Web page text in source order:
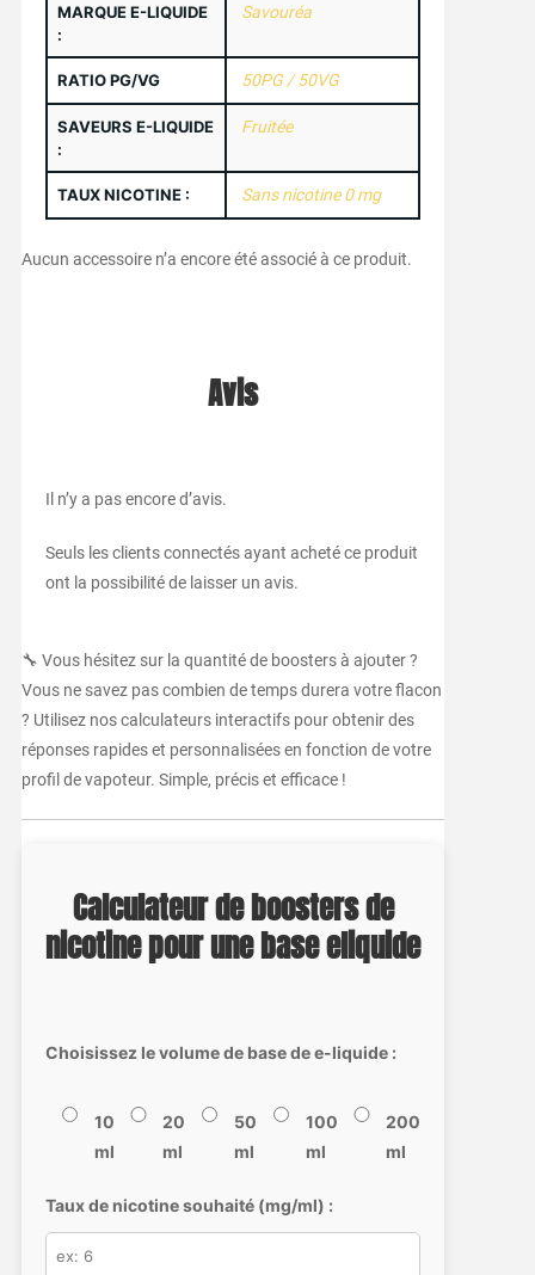
MARQUE E-LIQUIDE
:
Savouréa
RATIO PG/VG 50PG / 50VG
SAVEURS E-LIQUIDE
:
Fruitée
TAUX NICOTINE : Sans nicotine 0 mg
Aucun accessoire n’a encore été associé à ce produit.
Avis
Il n’y a pas encore d’avis.
Seuls les clients connectés ayant acheté ce produit
ont la possibilité de laisser un avis.
🔧 Vous hésitez sur la quantité de boosters à ajouter ?
Vous ne savez pas combien de temps durera votre flacon
? Utilisez nos calculateurs interactifs pour obtenir des
réponses rapides et personnalisées en fonction de votre
profil de vapoteur. Simple, précis et efficace !
Calculateur de boosters de
nicotine pour une base eliquide
Choisissez le volume de base de e-liquide :
10
ml
20
ml
50
ml
100
ml
200
ml
Taux de nicotine souhaité (mg/ml) :